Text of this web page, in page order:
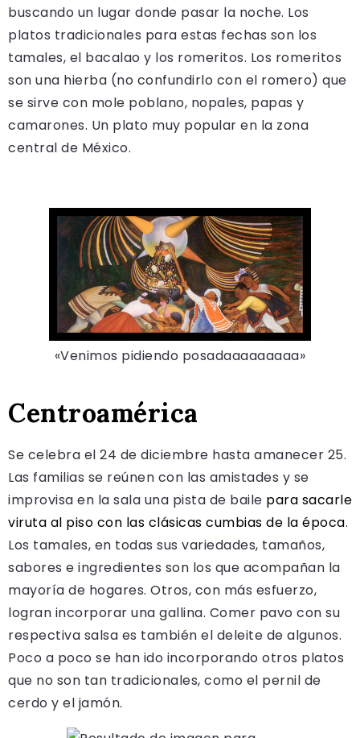
buscando un lugar donde pasar la noche. Los
platos tradicionales para estas fechas son los
tamales, el bacalao y los romeritos. Los romeritos
son una hierba (no confundirlo con el romero) que
se sirve con mole poblano, nopales, papas y
camarones. Un plato muy popular en la zona
central de México.
«Venimos pidiendo posadaaaaaaaaa»
Centroamérica
Se celebra el 24 de diciembre hasta amanecer 25.
Las familias se reúnen con las amistades y se
improvisa en la sala una pista de baile para sacarle
viruta al piso con las clásicas cumbias de la época.
Los tamales, en todas sus variedades, tamaños,
sabores e ingredientes son los que acompañan la
mayoría de hogares. Otros, con más esfuerzo,
logran incorporar una gallina. Comer pavo con su
respectiva salsa es también el deleite de algunos.
Poco a poco se han ido incorporando otros platos
que no son tan tradicionales, como el pernil de
cerdo y el jamón.